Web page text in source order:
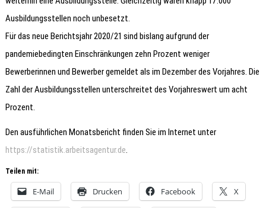
Ausbildungsstellen noch unbesetzt.
Für das neue Berichtsjahr 2020/21 sind bislang aufgrund der
pandemiebedingten Einschränkungen zehn Prozent weniger
Bewerberinnen und Bewerber gemeldet als im Dezember des Vorjahres. Die
Zahl der Ausbildungsstellen unterschreitet des Vorjahreswert um acht
Prozent.
Den ausführlichen Monatsbericht finden Sie im Internet unter
https://statistik.arbeitsagentur.de
Teilen mit:
E-Mail Drucken Facebook X